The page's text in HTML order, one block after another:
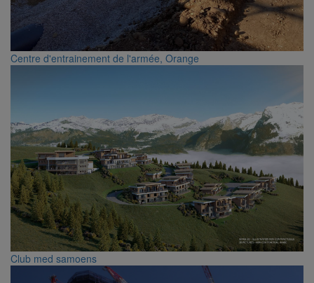
Centre d'entrainement de l'armée, Orange
Club med samoens